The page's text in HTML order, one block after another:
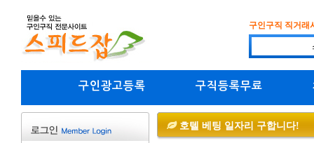
구인구직 직거래
구인광고등록 구직등록무료
호텔 베팅 일자리 구합니다!